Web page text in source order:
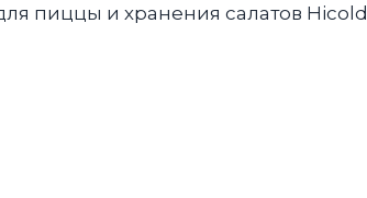
пиццы и хранения салатов Hicold